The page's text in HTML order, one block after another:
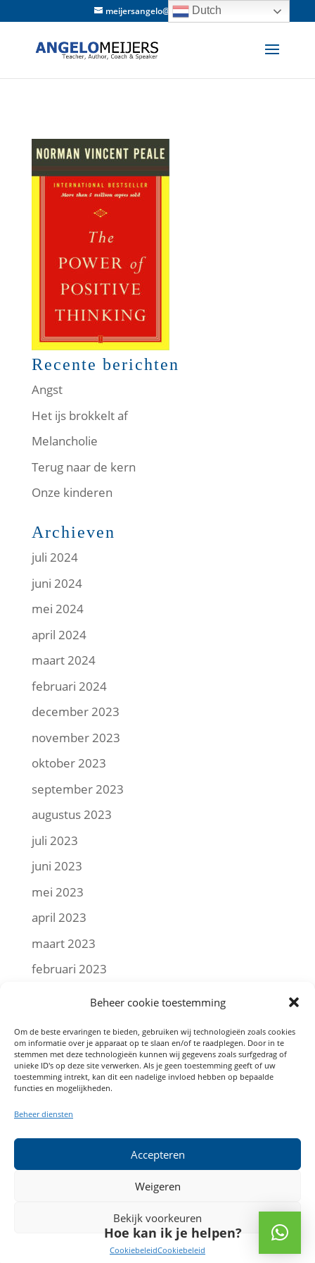
Beheer cookie toestemming
Om de beste ervaringen te bieden, gebruiken wij technologieën zoals cookies
om informatie over je apparaat op te slaan en/of te raadplegen. Door in te
stemmen met deze technologieën kunnen wij gegevens zoals surfgedrag of
unieke ID's op deze site verwerken. Als je geen toestemming geeft of uw
toestemming intrekt, kan dit een nadelige invloed hebben op bepaalde
functies en mogelijkheden.
Beheer diensten
Accepteren
Weigeren
Bekijk voorkeuren
CookiebeleidCookiebeleid
meijersangelo@hotmail.com
Recente berichten
Angst
Het ijs brokkelt af
Melancholie
Terug naar de kern
Onze kinderen
Archieven
juli 2024
juni 2024
mei 2024
april 2024
maart 2024
februari 2024
december 2023
november 2023
oktober 2023
september 2023
augustus 2023
juli 2023
juni 2023
mei 2023
april 2023
maart 2023
februari 2023
november 2022
oktober 2022
september 2022
augustus 2022
mei 2022
(c) Angelo Meijers
Dutch
Hoe kan ik je helpen?